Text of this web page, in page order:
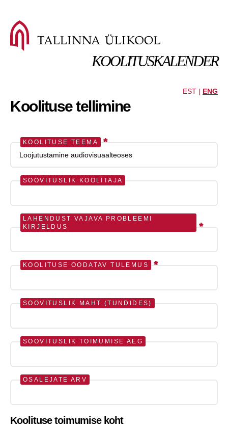
KOOLITUSKALENDER
EST | ENG
Koolituse tellimine
KOOLITUSE TEEMA *
SOOVITUSLIK KOOLITAJA
LAHENDUST VAJAVA PROBLEEMI
KIRJELDUS
*
KOOLITUSE OODATAV TULEMUS *
SOOVITUSLIK MAHT (TUNDIDES)
SOOVITUSLIK TOIMUMISE AEG
OSALEJATE ARV
Koolituse toimumise koht